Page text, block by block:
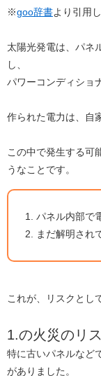
※goo辞書より引用し
太陽光発電は、パネ
し、
パワーコンディショ
作られた電力は、自
この中で発生する可
うなことです。
パネル内部で
まだ解明され
これが、リスクとし
1.の火災のリ
特に古いパネルなど
がありました。